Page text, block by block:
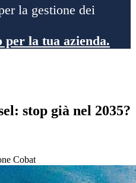
la gestione dei
la tua azienda.
stop già nel 2035?
Cobat